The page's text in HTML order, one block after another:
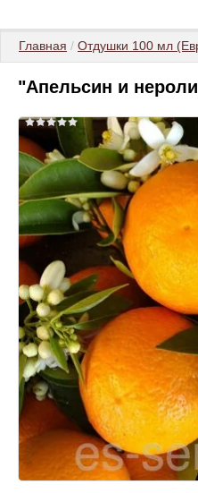
Главная / Отдушки 100 мл
"Апельсин и